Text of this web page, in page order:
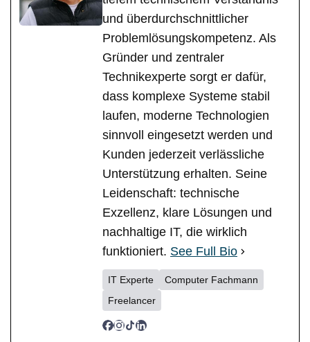
und überdurchschnittlicher
Problemlösungskompetenz. Als
Gründer und zentraler
Technikexperte sorgt er dafür,
dass komplexe Systeme stabil
laufen, moderne Technologien
sinnvoll eingesetzt werden und
Kunden jederzeit verlässliche
Unterstützung erhalten. Seine
Leidenschaft: technische
Exzellenz, klare Lösungen und
nachhaltige IT, die wirklich
funktioniert. See Full Bio
IT Experte
Computer Fachmann
Freelancer